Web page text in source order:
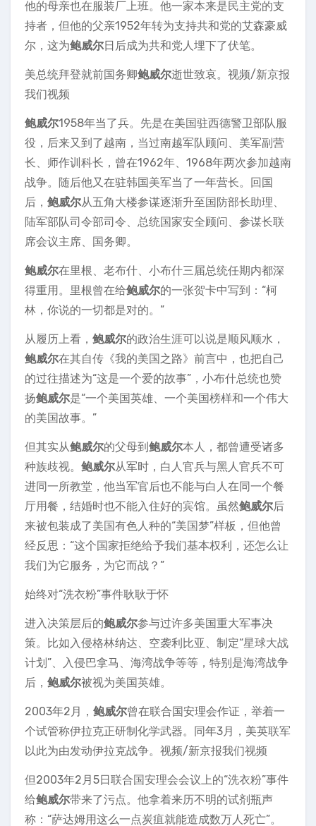
他的母亲也在服装厂上班。他一家本来是民主党的支
持者，但他的父亲1952年转为支持共和党的艾森豪威
尔，这为鲍威尔日后成为共和党人埋下了伏笔。
美总统拜登就前国务卿鲍威尔逝世致哀。视频/新京报
我们视频
鲍威尔1958年当了兵。先是在美国驻西德警卫部队服
役，后来又到了越南，当过南越军队顾问、美军副营
长、师作训科长，曾在1962年、1968年两次参加越南
战争。随后他又在驻韩国美军当了一年营长。回国
后， 鲍威尔从五角大楼参谋逐渐升至国防部长助理、
陆军部队司令部司令、总统国家安全顾问、参谋长联
席会议主席、国务卿。
鲍威尔在里根、老布什、小布什三届总统任期内都深
得重用。里根曾在给鲍威尔的一张贺卡中写到：“柯
林，你说的一切都是对的。”
从履历上看， 鲍威尔的政治生涯可以说是顺风顺水，
鲍威尔在其自传《我的美国之路》前言中，也把自己
的过往描述为“这是一个爱的故事”，小布什总统也赞
扬鲍威尔是“一个美国英雄、一个美国榜样和一个伟大
的美国故事。”
但其实从鲍威尔的父母到鲍威尔本人，都曾遭受诸多
种族歧视。 鲍威尔从军时，白人官兵与黑人官兵不可
进同一所教堂，他当军官后也不能与白人在同一个餐
厅用餐，结婚时也不能入住好的宾馆。虽然鲍威尔后
来被包装成了美国有色人种的“美国梦”样板，但他曾
经反思：“这个国家拒绝给予我们基本权利，还怎么让
我们为它服务，为它而战？”
始终对“洗衣粉”事件耿耿于怀
进入决策层后的鲍威尔参与过许多美国重大军事决
策。比如入侵格林纳达、空袭利比亚、制定“星球大战
计划”、入侵巴拿马、海湾战争等等，特别是海湾战争
后， 鲍威尔被视为美国英雄。
2003年2月， 鲍威尔曾在联合国安理会作证，举着一
个试管称伊拉克正研制化学武器。同年3月，美英联军
以此为由发动伊拉克战争。视频/新京报我们视频
但2003年2月5日联合国安理会会议上的“洗衣粉”事件
给鲍威尔带来了污点。他拿着来历不明的试剂瓶声
称：“萨达姆用这么一点炭疽就能造成数万人死亡”。